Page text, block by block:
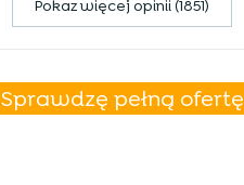
Pokaz więcej opinii (1851)
Sprawdzę pełną ofertę